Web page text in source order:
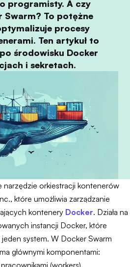
programisty. A czy
Swarm? To potężne
procesy
Ten artykuł to
środowisku Docker
i sekretach.
orkiestracji kontenerów
które umożliwia zarządzanie
kontenery Docker. Działa na
instancji Docker, które
system. W Docker Swarm
głównymi komponentami:
(workers).